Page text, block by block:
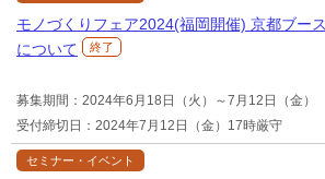
モノづくりフェア2024(福岡開催) 京都ブー
について
終了
募集期間：2024年6月18日（火）～7月12日（金）
受付締切日：2024年7月12日（金）17時厳守
セミナー・イベント